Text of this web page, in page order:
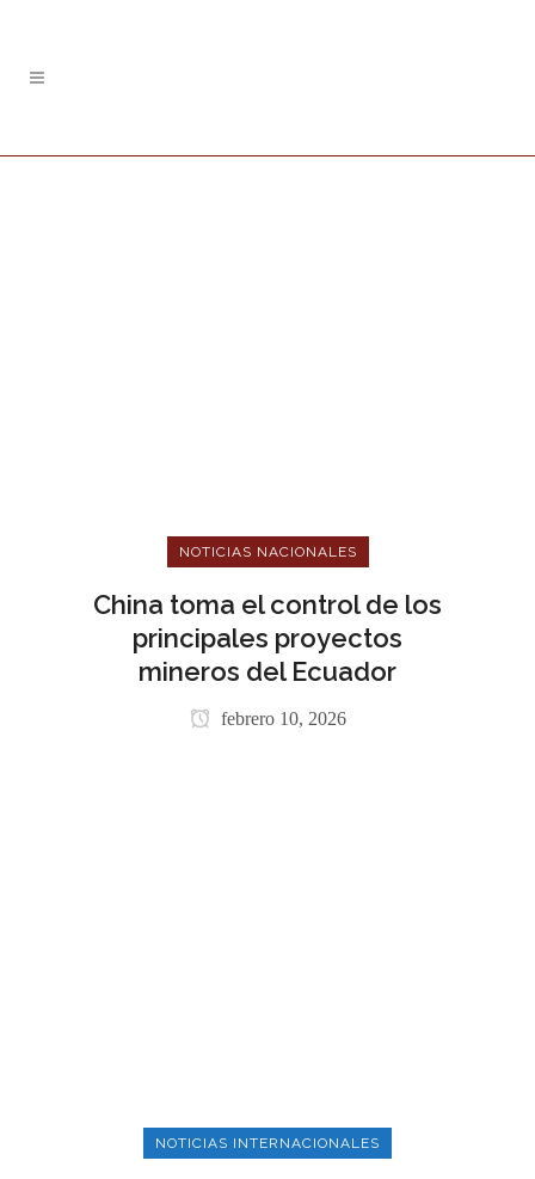
NOTICIAS NACIONALES
China toma el control de los
principales proyectos
mineros del Ecuador
febrero 10, 2026
NOTICIAS INTERNACIONALES